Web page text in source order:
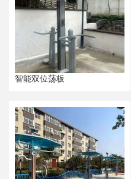
智能双位荡板